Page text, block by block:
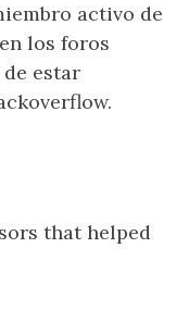
activo de
los foros
de estar
that helped